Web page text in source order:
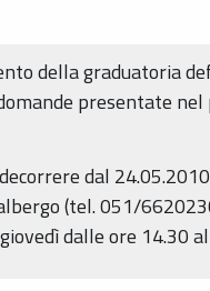
della graduatoria
presentate
dal
(tel. 051/
dalle ore 14.30